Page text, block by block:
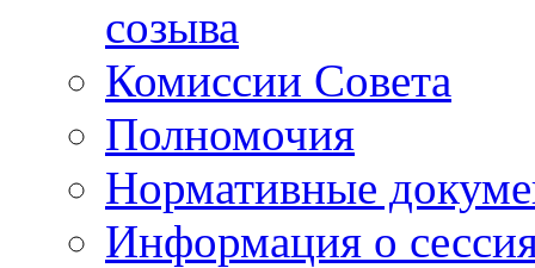
созыва
Комиссии Совета
Полномочия
Нормативные
Информация о